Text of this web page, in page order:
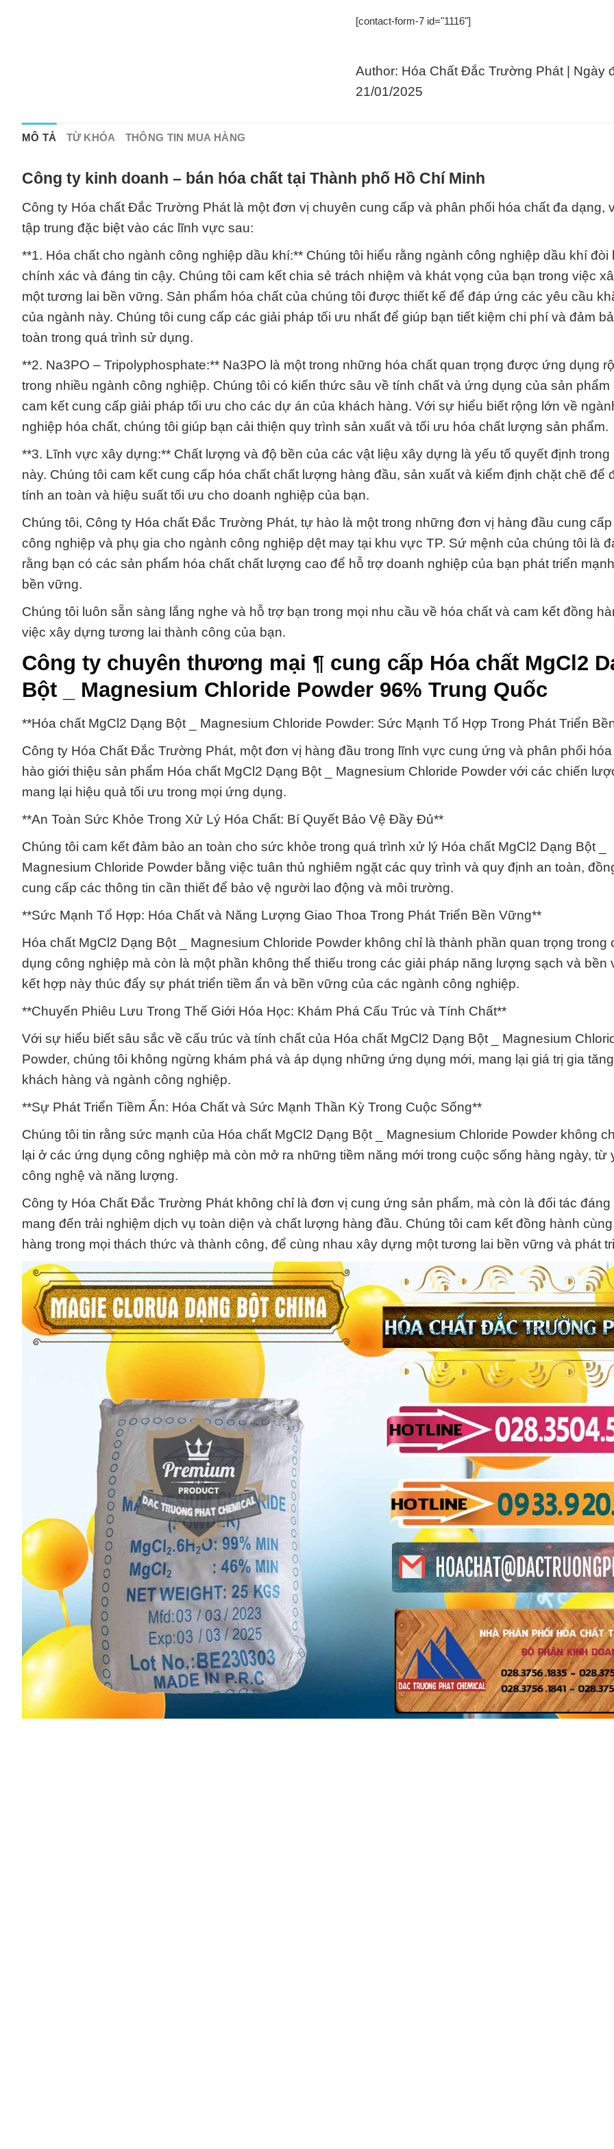
[contact-form-7 id="1116"]
Author: Hóa Chất Đắc Trường Phát | Ngày
21/01/2025
MÔ TẢ TỪ KHÓA THÔNG TIN MUA HÀNG
Công ty kinh doanh – bán hóa chất tại Thành phố Hồ Chí Minh
Công ty Hóa chất Đắc Trường Phát là một đơn vị chuyên cung cấp và phân phối hóa chất đa dạng,
tập trung đặc biệt vào các lĩnh vực sau:
**1. Hóa chất cho ngành công nghiệp dầu khí:** Chúng tôi hiểu rằng ngành công nghiệp dầu khí đòi
chính xác và đáng tin cậy. Chúng tôi cam kết chia sẻ trách nhiệm và khát vọng của bạn trong việc
một tương lai bền vững. Sản phẩm hóa chất của chúng tôi được thiết kế để đáp ứng các yêu cầu
của ngành này. Chúng tôi cung cấp các giải pháp tối ưu nhất để giúp bạn tiết kiệm chi phí và đảm
toàn trong quá trình sử dụng.
**2. Na3PO – Tripolyphosphate:** Na3PO là một trong những hóa chất quan trọng được ứng dụng
trong nhiều ngành công nghiệp. Chúng tôi có kiến thức sâu về tính chất và ứng dụng của sản phẩm
cam kết cung cấp giải pháp tối ưu cho các dự án của khách hàng. Với sự hiểu biết rộng lớn về
nghiệp hóa chất, chúng tôi giúp bạn cải thiện quy trình sản xuất và tối ưu hóa chất lượng sản phẩm.
**3. Lĩnh vực xây dựng:** Chất lượng và độ bền của các vật liệu xây dựng là yếu tố quyết định
này. Chúng tôi cam kết cung cấp hóa chất chất lượng hàng đầu, sản xuất và kiểm định chặt chẽ để
tính an toàn và hiệu suất tối ưu cho doanh nghiệp của bạn.
Chúng tôi, Công ty Hóa chất Đắc Trường Phát, tự hào là một trong những đơn vị hàng đầu cung
công nghiệp và phụ gia cho ngành công nghiệp dệt may tại khu vực TP. Sứ mệnh của chúng tôi là
rằng bạn có các sản phẩm hóa chất chất lượng cao để hỗ trợ doanh nghiệp của bạn phát triển
bền vững.
Chúng tôi luôn sẵn sàng lắng nghe và hỗ trợ bạn trong mọi nhu cầu về hóa chất và cam kết đồng
việc xây dựng tương lai thành công của bạn.
Công ty chuyên thương mại ¶ cung cấp Hóa chất MgCl2
Bột _ Magnesium Chloride Powder 96% Trung Quốc
**Hóa chất MgCl2 Dạng Bột _ Magnesium Chloride Powder: Sức Mạnh Tổ Hợp Trong Phát Triển
Công ty Hóa Chất Đắc Trường Phát, một đơn vị hàng đầu trong lĩnh vực cung ứng và phân phối
hào giới thiệu sản phẩm Hóa chất MgCl2 Dạng Bột _ Magnesium Chloride Powder với các chiến
mang lại hiệu quả tối ưu trong mọi ứng dụng.
**An Toàn Sức Khỏe Trong Xử Lý Hóa Chất: Bí Quyết Bảo Vệ Đầy Đủ**
Chúng tôi cam kết đảm bảo an toàn cho sức khỏe trong quá trình xử lý Hóa chất MgCl2 Dạng Bột _
Magnesium Chloride Powder bằng việc tuân thủ nghiêm ngặt các quy trình và quy định an toàn,
cung cấp các thông tin cần thiết để bảo vệ người lao động và môi trường.
**Sức Mạnh Tổ Hợp: Hóa Chất và Năng Lượng Giao Thoa Trong Phát Triển Bền Vững**
Hóa chất MgCl2 Dạng Bột _ Magnesium Chloride Powder không chỉ là thành phần quan trọng trong
dụng công nghiệp mà còn là một phần không thể thiếu trong các giải pháp năng lượng sạch và bền
kết hợp này thúc đẩy sự phát triển tiềm ẩn và bền vững của các ngành công nghiệp.
**Chuyến Phiêu Lưu Trong Thế Giới Hóa Học: Khám Phá Cấu Trúc và Tính Chất**
Với sự hiểu biết sâu sắc về cấu trúc và tính chất của Hóa chất MgCl2 Dạng Bột _ Magnesium
Powder, chúng tôi không ngừng khám phá và áp dụng những ứng dụng mới, mang lại giá trị gia
khách hàng và ngành công nghiệp.
**Sự Phát Triển Tiềm Ẩn: Hóa Chất và Sức Mạnh Thần Kỳ Trong Cuộc Sống**
Chúng tôi tin rằng sức mạnh của Hóa chất MgCl2 Dạng Bột _ Magnesium Chloride Powder không
lại ở các ứng dụng công nghiệp mà còn mở ra những tiềm năng mới trong cuộc sống hàng ngày, từ
công nghệ và năng lượng.
Công ty Hóa Chất Đắc Trường Phát không chỉ là đơn vị cung ứng sản phẩm, mà còn là đối tác đáng
mang đến trải nghiệm dịch vụ toàn diện và chất lượng hàng đầu. Chúng tôi cam kết đồng hành
hàng trong mọi thách thức và thành công, để cùng nhau xây dựng một tương lai bền vững và phát